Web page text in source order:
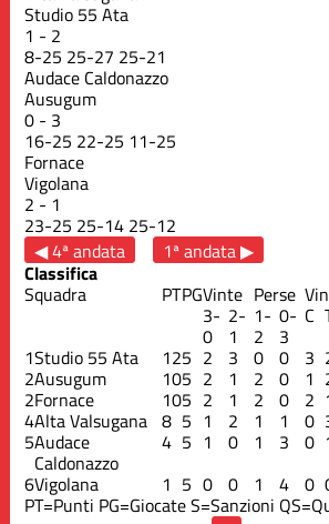
Studio 55 Ata
1 - 2
8-25 25-27 25-21
Audace Caldonazzo
Ausugum
0 - 3
16-25 22-25 11-25
Fornace
Vigolana
2 - 1
23-25 25-14 25-12
◀ 4ª andata
1ª andata ▶
Classifica
Squadra PTPGVinte Perse
3-
0
2-
1
1-
2
0-
3
C
1Studio 55 Ata 125 2 3 0 0 3
2Ausugum 105 2 1 2 0 1
2Fornace 105 2 1 2 0 2
4Alta Valsugana 8 5 1 2 1 1 0
5Audace
Caldonazzo
4 5 1 0 1 3 0
6Vigolana 1 5 0 0 1 4 0
PT=Punti PG=GiocateS=Sanzioni